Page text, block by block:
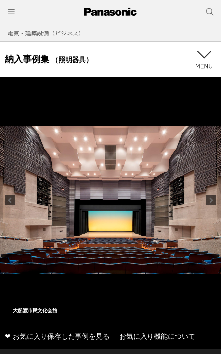
電気・建築設備（ビジネス）
納入事例集 （照明器具）
大船渡市民文化会館
❤ お気に入り保存した事例を見る お気に入り機能について